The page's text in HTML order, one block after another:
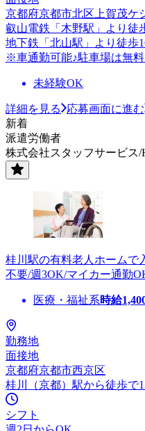
京都府京都市北区上賀茂ケ
叡山電鉄「木野駅」より徒
地下鉄「北山駅」より徒歩
※車通勤可能♪駐車場は無料
未経験OK
詳細を見る
応募画面に進む
新着
派遣労働者
株式会社スタッフサービス/
桂川駅の有料老人ホームで
不要/週3OK/マイカー通勤
医療・福祉系時給
勤務地
面接地
京都府京都市西京区
桂川（京都）駅から徒歩で
シフト